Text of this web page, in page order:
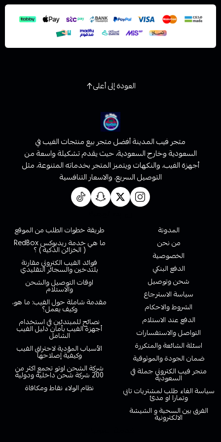
العودة إلى أعلى
متجر فيب المدينة أفضل متجر بيع منتجات الفيب في
السعودية وخارج السعودية، حيث يقدم تشكيلة واسعة من
أجهزة الفيب، والنكهات ويتميز المتجر بخدماته المتنوعة، مثل
التوصيل السريع، والاسعار التنافسية
المدونة
من نحن
الخصوصية
الدفع البنكي
شحن وتوصيل
سياسة الاسترجاع
الشروط والاحكام
الدفع عند الاستلام
التواصل والاستفسارات
اسئلة الشائعة والمتكررة
ضمان الجودة والموثوقية
متجر فيب الكتروني جملة في
السعودية
سياسة الغاء طلب لمشتريات تابي
وتمارا او مدئ
الفرق بين السحبة و الشيشة
الالكترونية
طريقة خطوات الطلب من الموقع
ما هي خدمة ريدبوكس RedBox
( الخزائن الذكية ) ؟
فوائد الفيب الكتروني مقارنة
بلتدخين والسجائر التقليدي
اوقات التوصيل والشحن
والاستلام
مقدمة شاملة حول الفيب: ما هو،
وكيف يعمل؟
نصائح للمبتدئين في استخدام
أجهزة الفيب بأمان دليل الفيب
الشامل
الأسباب المؤدية لاحتراق الفيب
وكيفية إصلاحها
شركة الشحن اوتو تجمع اكثر من
200 شركة شحن داخلية ودولية
نظام الولاء نقاط ومكافاة